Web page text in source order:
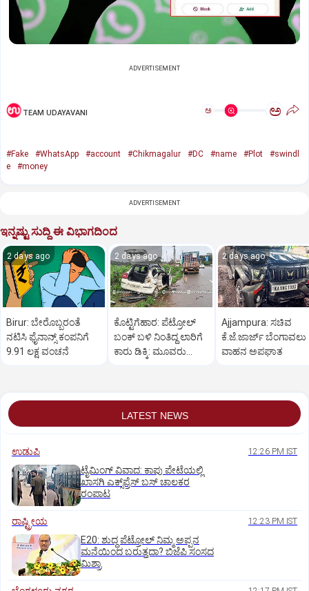
ADVERTISEMENT
TEAM UDAYAVANI ಅ ಅ
#Fake #WhatsApp #account #Chikmagalur #DC #name #Plot
#swindl
e
#money
ADVERTISEMENT
ಇನ್ನಷ್ಟು ಸುದ್ದಿ ಈ ವಿಭಾಗದಿಂದ
2 days ago
Birur: ಬೇರೊಬ್ಬರಂತೆ
ನಟಿಸಿ ಫೈನಾನ್ಸ್ ಕಂಪನಿಗೆ
9.91 ಲಕ್ಷ ವಂಚನೆ
2 days ago
ಕೊಟ್ಟಿಗೆಹಾರ: ಪೆಟ್ರೋಲ್
ಬಂಕ್ ಬಳಿ ನಿಂತಿದ್ದ ಲಾರಿಗೆ
ಕಾರು ಡಿಕ್ಕಿ: ಮೂವರು
2 days ago
Ajjampura: ಸಚಿವ
ಕೆ.ಜೆ.ಜಾರ್ಜ್ ಬೆಂಗಾವಲು
ವಾಹನ ಅಪಘಾತ
LATEST NEWS
ಉಡುಪಿ 12:26 PM IST
ಟೈಮಿಂಗ್‌ ವಿವಾದ: ಕಾಪು ಪೇಟೆಯಲ್ಲಿ
ಖಾಸಗಿ ಎಕ್ಸ್‌ಪ್ರೆಸ್ ಬಸ್‌ ಚಾಲಕರ
ರಂಪಾಟ
ರಾಷ್ಟ್ರೀಯ 12:23 PM IST
E20: ಶುದ್ಧ ಪೆಟ್ರೋಲ್ ನಿಮ್ಮ ಅಪ್ಪನ
ಮನೆಯಿಂದ ಬರುತ್ತದಾ? ಬಿಜೆಪಿ ಸಂಸದ
ಮಿಶ್ರಾ